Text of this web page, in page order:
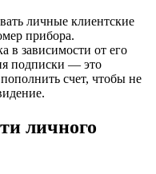
личные клиентские
прибора.
в зависимости от его
подписки — это
счет, чтобы не
личного